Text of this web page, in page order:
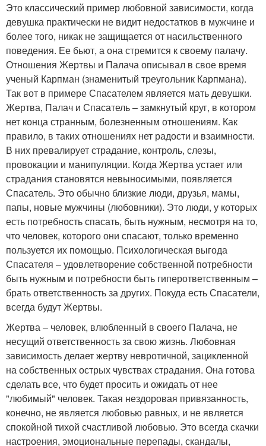
Это классический пример любовной зависимости, когда
девушка практически не видит недостатков в мужчине и
более того, никак не защищается от насильственного
поведения. Ее бьют, а она стремится к своему палачу.
Отношения Жертвы и Палача описывал в свое время
ученый Карпман (знаменитый треугольник Карпмана).
Так вот в примере Спасателем является мать девушки.
Жертва, Палач и Спасатель – замкнутый круг, в котором
нет конца странным, болезненным отношениям. Как
правило, в таких отношениях нет радости и взаимности.
В них превалирует страдание, контроль, слезы,
провокации и манипуляции. Когда Жертва устает или
страдания становятся невыносимыми, появляется
Спасатель. Это обычно близкие люди, друзья, мамы,
папы, новые мужчины (любовники). Это люди, у которых
есть потребность спасать, быть нужным, несмотря на то,
что человек, которого они спасают, только временно
пользуется их помощью. Психологическая выгода
Спасателя – удовлетворение собственной потребности
быть нужным и потребности быть гиперответственным –
брать ответственность за других. Покуда есть Спасатели,
всегда будут Жертвы.
Жертва – человек, влюбленный в своего Палача, не
несущий ответственность за свою жизнь. Любовная
зависимость делает жертву невротичной, зацикленной
на собственных острых чувствах страдания. Она готова
сделать все, что будет просить и ожидать от нее
"любимый" человек. Такая нездоровая привязанность,
конечно, не является любовью равных, и не является
спокойной тихой счастливой любовью. Это всегда скачки
настроения, эмоциональные перепады, скандалы,